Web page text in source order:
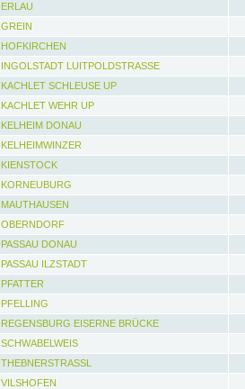
ERLAU
GREIN
HOFKIRCHEN
INGOLSTADT LUITPOLDSTRASSE
KACHLET SCHLEUSE UP
KACHLET WEHR UP
KELHEIM DONAU
KELHEIMWINZER
KIENSTOCK
KORNEUBURG
MAUTHAUSEN
OBERNDORF
PASSAU DONAU
PASSAU ILZSTADT
PFATTER
PFELLING
REGENSBURG EISERNE BRÜCKE
SCHWABELWEIS
THEBNERSTRASSL
VILSHOFEN